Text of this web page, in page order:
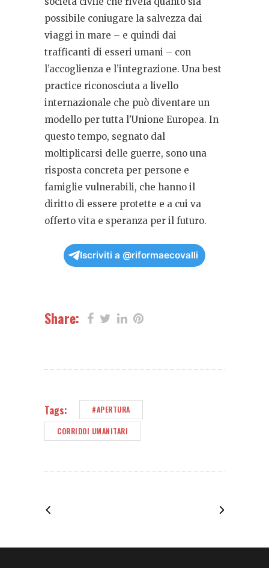
possibile coniugare la salvezza dai
viaggi in mare – e quindi dai
trafficanti di esseri umani – con
l’accoglienza e l’integrazione. Una best
practice riconosciuta a livello
internazionale che può diventare un
modello per tutta l’Unione Europea. In
questo tempo, segnato dal
moltiplicarsi delle guerre, sono una
risposta concreta per persone e
famiglie vulnerabili, che hanno il
diritto di essere protette e a cui va
offerto vita e speranza per il futuro.
Iscriviti a @riformaecovalli
Share:
Tags: #APERTURA
CORRIDOI UMANITARI